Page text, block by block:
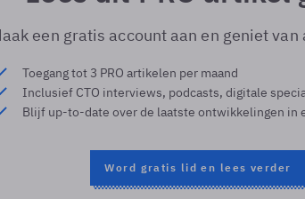
een gratis account aan en geniet
Toegang tot 3 PRO artikelen per maand
Inclusief CTO interviews, podcasts, digitale
Blijf up-to-date over de laatste ontwikkelingen in
Word gratis lid en lees verder